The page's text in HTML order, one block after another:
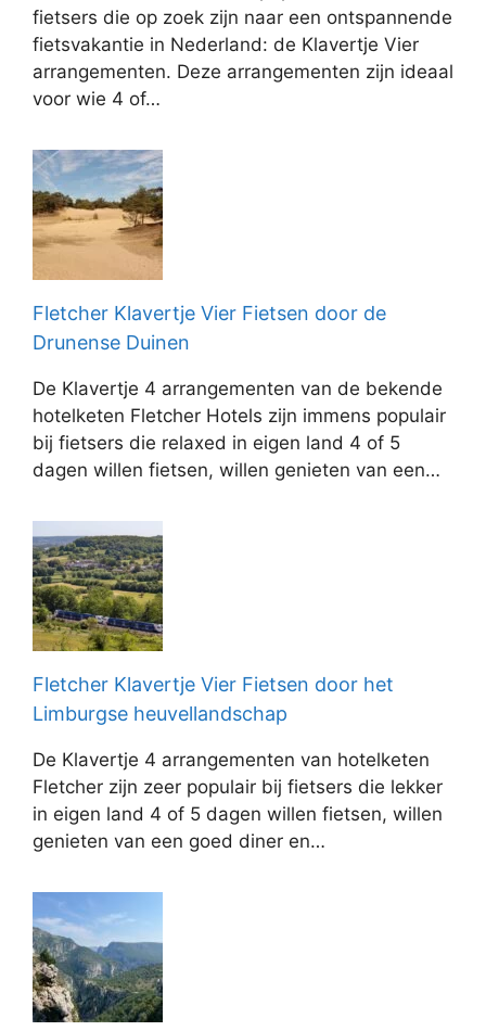
fietsers die op zoek zijn naar een ontspannende
fietsvakantie in Nederland: de Klavertje Vier
arrangementen. Deze arrangementen zijn ideaal
voor wie 4 of…
Fletcher Klavertje Vier Fietsen door de
Drunense Duinen
De Klavertje 4 arrangementen van de bekende
hotelketen Fletcher Hotels zijn immens populair
bij fietsers die relaxed in eigen land 4 of 5
dagen willen fietsen, willen genieten van een…
Fletcher Klavertje Vier Fietsen door het
Limburgse heuvellandschap
De Klavertje 4 arrangementen van hotelketen
Fletcher zijn zeer populair bij fietsers die lekker
in eigen land 4 of 5 dagen willen fietsen, willen
genieten van een goed diner en…